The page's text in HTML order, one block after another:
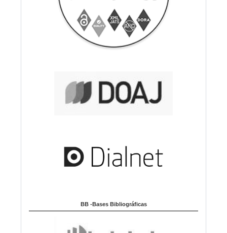
BB -Bases Bibliográficas